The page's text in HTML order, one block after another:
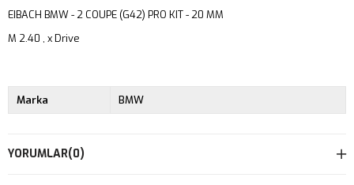
EIBACH BMW - 2 COUPE (G42) PRO KIT - 20 MM
M 2.40 , x Drive
Marka BMW
YORUMLAR(0)